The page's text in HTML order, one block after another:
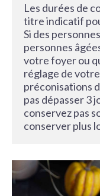
Les durées de
titre indicatif
Si des
personnes
votre foyer ou
réglage de
préconisations
pas dépasser 3
conservez pas
conserver plus